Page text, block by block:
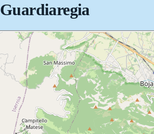
Guardiaregia